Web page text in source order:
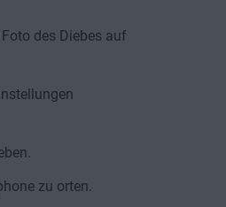
des Diebes auf
zu orten.